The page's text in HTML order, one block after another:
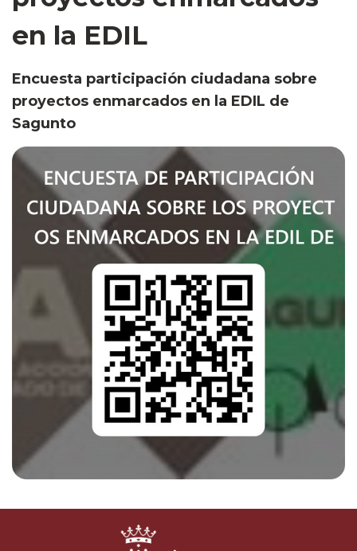
en la EDIL
Encuesta participación ciudadana sobre
proyectos enmarcados en la EDIL de
Sagunto